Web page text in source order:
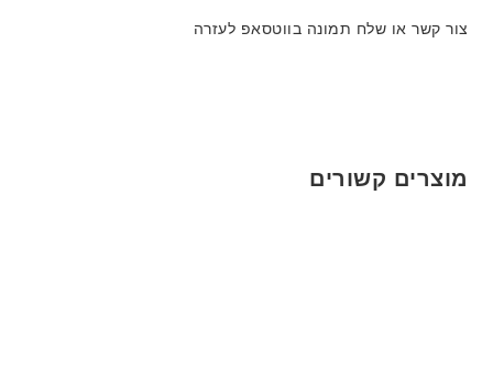
צור קשר או שלח תמונה בווטסאפ לעזרה
מוצרים קשורים